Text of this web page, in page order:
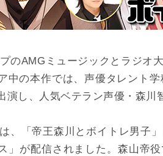
のAMGミュージックとラジオ
中の本作では、声優タレント
演し、人気ベテラン声優・森川
、「帝王森川とボイトレ男子
」が配信されました。森山帝